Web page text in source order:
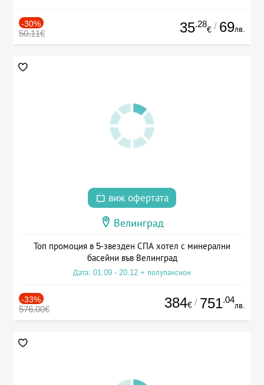
-30%
50.11€ 35.28
€ / 69лв.
виж офертата
Велинград
Топ промоция в 5-звезден СПА хотел с минерални
басейни във Велинград
Дата: 01.09 - 20.12 + полупансион
-33%
576.00€ 384€ / 751.04
лв.